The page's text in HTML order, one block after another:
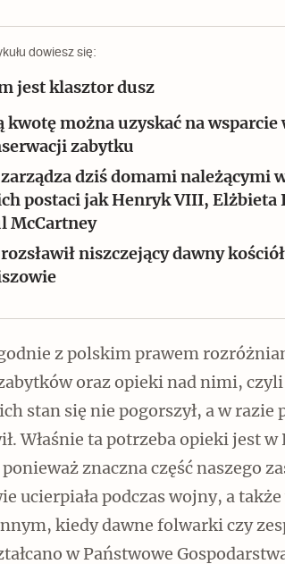
Czytaj dalej
Czytaj dalej
dowiesz się:
jest klasztor dusz
kwotę można uzyskać na wsparcie
zabytku
dziś domami należącymi
postaci jak Henryk VIII, Elżbieta
McCartney
niszczejący dawny
z polskim prawem
oraz opieki nad nimi,
stan się nie pogorszył, a w razie
Właśnie ta potrzeba opieki jest w
znaczna część naszego
ucierpiała podczas wojny, a także
kiedy dawne folwarki czy
w Państwowe